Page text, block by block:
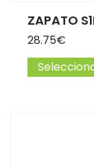
ZAPATO
28.75€